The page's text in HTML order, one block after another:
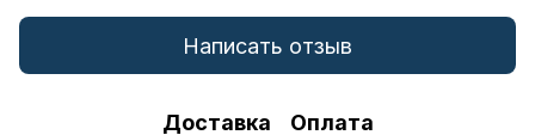
Написать отзыв
Доставка Оплата